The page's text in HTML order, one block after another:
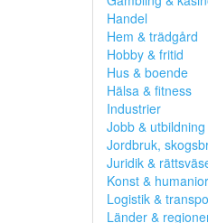
Handel
Hem & trädgård
Hobby & fritid
Hus & boende
Hälsa & fitness
Industrier
Jobb & utbildning
Jordbruk,
Juridik &
Konst &
Logistik &
Länder &